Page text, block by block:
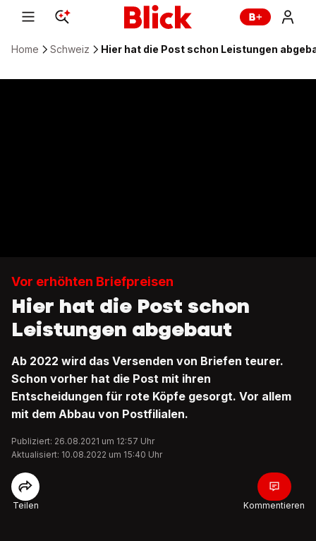
Home Schweiz Hier hat die Post schon Leistungen
Vor erhöhten Briefpreisen
Hier hat die Post schon
Leistungen abgebaut
Ab 2022 wird das Versenden von Briefen teurer.
Schon vorher hat die Post mit ihren
Entscheidungen für rote Köpfe gesorgt. Vor allem
mit dem Abbau von Postfilialen.
Publiziert: 26.08.2021 um 12:57 Uhr
Aktualisiert: 10.08.2022 um 15:40 Uhr
Teilen Kommentieren